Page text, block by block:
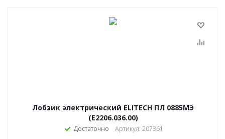
Лобзик электрический ELITECH ПЛ 0885МЭ
(E2206.036.00)
Достаточно Артикул: 207361